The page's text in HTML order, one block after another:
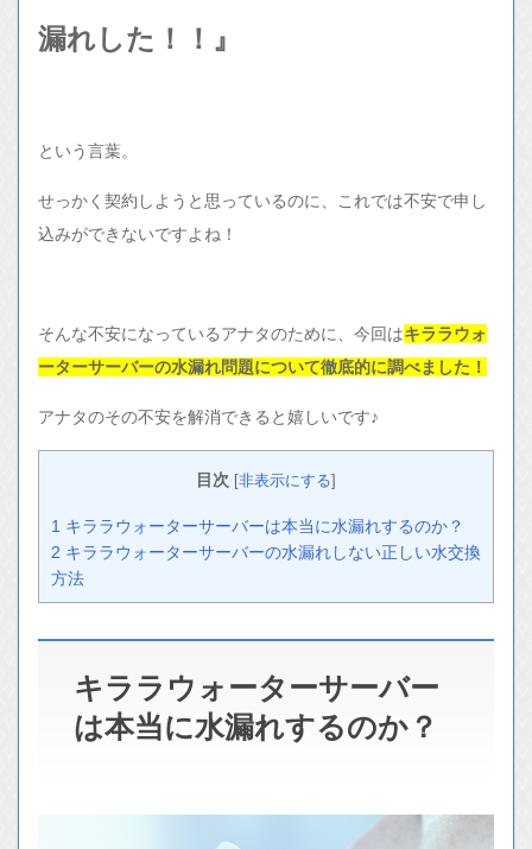
漏れした！！』
という言葉。
せっかく契約しようと思っているのに、これでは不安で申し
込みができないですよね！
そんな不安になっているアナタのために、今回はキララウォ
ーターサーバーの水漏れ問題について徹底的に調べました！
アナタのその不安を解消できると嬉しいです♪
目次 非表示にする
1 キララウォーターサーバーは本当に水漏れするのか？
2 キララウォーターサーバーの水漏れしない正しい水交換
方法
キララウォーターサーバー
は本当に水漏れするのか？